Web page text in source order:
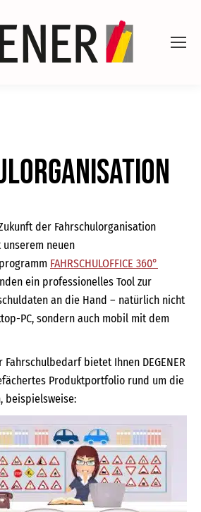
der Fahrschulorganisation
neuen
FAHRSCHULOFFICE 360°
ein professionelles Tool zur
an die Hand – natürlich nicht
PC, sondern auch mobil mit dem
bietet Ihnen DEGENER
Produktportfolio rund um die
beispielsweise: